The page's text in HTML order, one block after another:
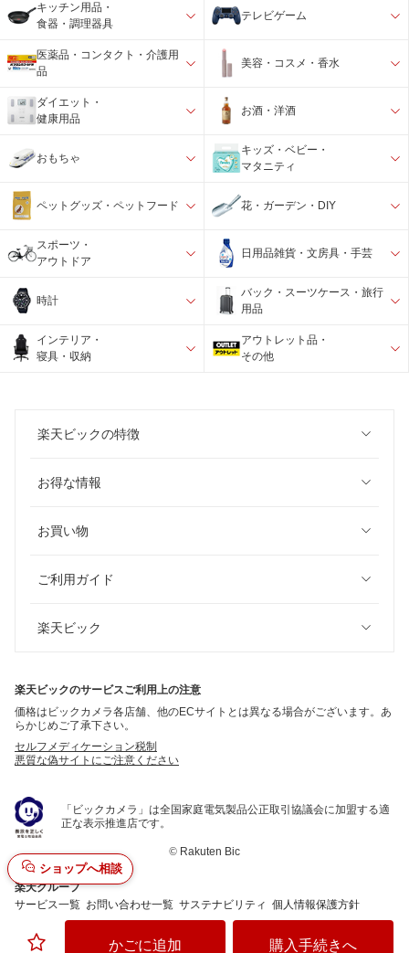
かごに追加 購入手続きへ
ショップへ相談
キッチン用品・
食器・調理器具
テレビゲーム
医薬品・コンタクト・介護用
品
美容・コスメ・香水
ダイエット・
健康用品
お酒・洋酒
おもちゃ
キッズ・ベビー・
マタニティ
ペットグッズ・ペットフード 花・ガーデン・DIY
スポーツ・
アウトドア
日用品雑貨・文房具・手芸
時計
バック・スーツケース・旅行
用品
インテリア・
寝具・収納
アウトレット品・
その他
楽天ビックの特徴
お得な情報
お買い物
ご利用ガイド
楽天ビック
楽天ビックのサービスご利用上の注意
価格はビックカメラ各店舗、他のECサイトとは異なる場合がございます。あ
らかじめご了承下さい。
セルフメディケーション税制
悪質な偽サイトにご注意ください
「ビックカメラ」は全国家庭電気製品公正取引協議会に加盟する適
正な表示推進店です。
© Rakuten Bic
楽天グループ
サービス一覧 お問い合わせ一覧 サステナビリティ 個人情報保護方針